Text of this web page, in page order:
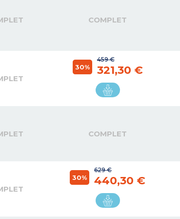
COMPLET
459 €
30% 321,30 €
COMPLET
629 €
30% 440,30 €